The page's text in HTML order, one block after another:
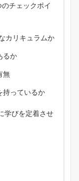
チェックポイ
カリキュラムか
るか
無
持っているか
学びを定着させ